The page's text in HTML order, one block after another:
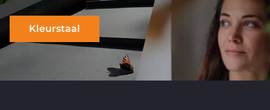
Kleurstaal